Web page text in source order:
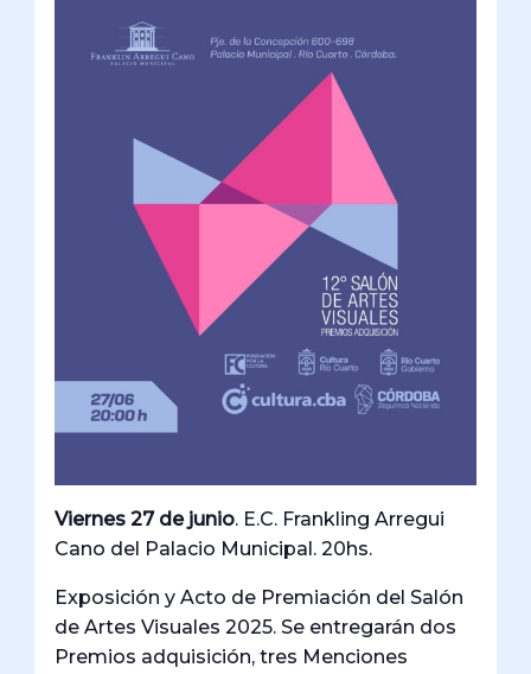
Viernes 27 de junio. E.C. Frankling Arregui
Cano del Palacio Municipal. 20hs.
Exposición y Acto de Premiación del Salón
de Artes Visuales 2025. Se entregarán dos
Premios adquisición, tres Menciones